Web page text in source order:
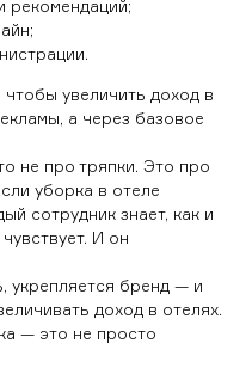
рекомендаций;
увеличить доход в
а через базовое
не про тряпки. Это про
уборка в отеле
сотрудник знает, как и
И он
укрепляется бренд — и
доход в отелях.
— это не просто